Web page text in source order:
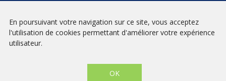
INSCRIPTION
Paradis - Marseille © 2026 - Site créé par
En poursuivant votre navigation sur ce site, vous acceptez
l'utilisation de cookies permettant d'améliorer votre expérience
utilisateur.
OK